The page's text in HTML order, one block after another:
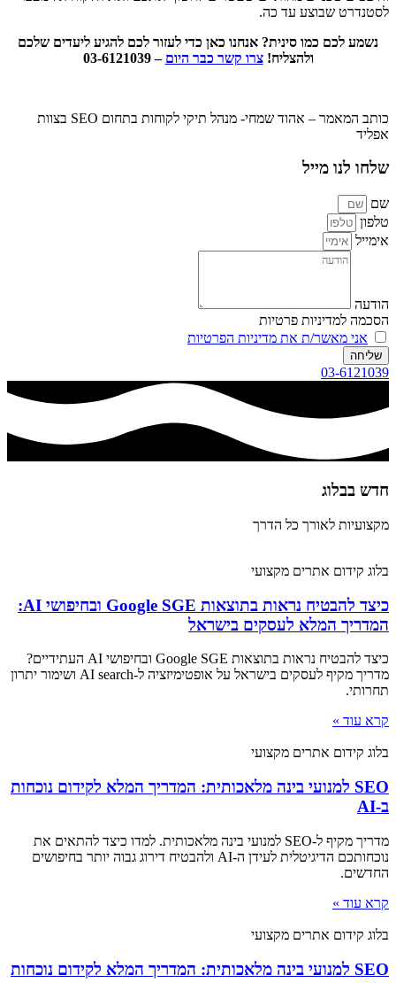
לסטנדרט שבוצע עד כה.
נשמע לכם כמו סינית? אנחנו כאן כדי לעזור לכם להגיע ליעדים שלכם
ולהצליח!צרו קשר כבר היום – 03-6121039
כותב המאמר – אהוד שמחי- מנהל תיקי לקוחות בתחום SEO בצוות
אפליד
שלחו לנו מייל
שם
טלפון
אימייל
הודעה
הסכמה למדיניות פרטיות
אני מאשר/ת את מדיניות הפרטיות
שליחה
03-6121039
חדש בבלוג​
מקצועיות לאורך כל הדרך
בלוג קידום אתרים מקצועי
כיצד להבטיח נראות בתוצאות Google SGE ובחיפושי AI:
המדריך המלא לעסקים בישראל
כיצד להבטיח נראות בתוצאות Google SGE ובחיפושי AI העתידיים?
מדריך מקיף לעסקים בישראל על אופטימיזציה ל-AI search ושימור יתרון
תחרותי.
קרא עוד »
בלוג קידום אתרים מקצועי
SEO למנועי בינה מלאכותית: המדריך המלא לקידום נוכחות
ב-AI
מדריך מקיף ל-SEO למנועי בינה מלאכותית. למדו כיצד להתאים את
נוכחותכם הדיגיטלית לעידן ה-AI ולהבטיח דירוג גבוה יותר בחיפושים
החדשים.
קרא עוד »
בלוג קידום אתרים מקצועי
SEO למנועי בינה מלאכותית: המדריך המלא לקידום נוכחות